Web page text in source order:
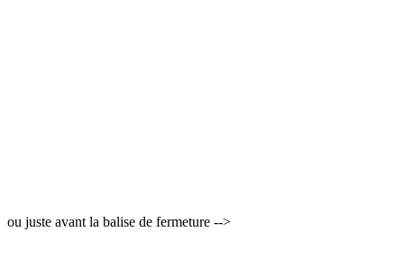
ou juste avant la balise de fermeture -->